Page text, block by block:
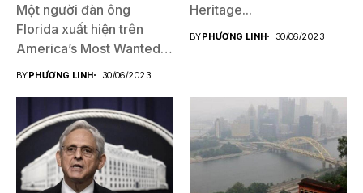
Một người đàn ông
Florida xuất hiện trên
America’s Most Wanted
BYPHƯƠNG LINH 30/06/2023
Heritage...
BYPHƯƠNG LINH 30/06/2023